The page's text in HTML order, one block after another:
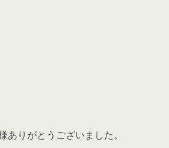
ありがとうございました。